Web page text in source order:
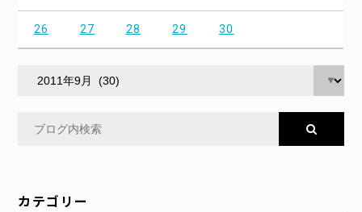
26 27 28 29 30
カテゴリー